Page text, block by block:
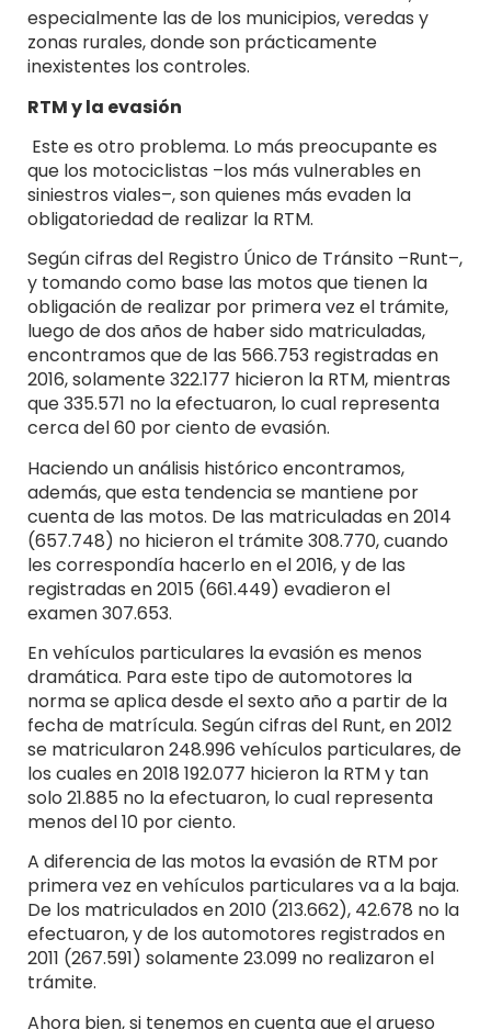
especialmente las de los municipios, veredas y
zonas rurales, donde son prácticamente
inexistentes los controles.
RTM y la evasión
​ Este es otro problema. Lo más preocupante es
que los motociclistas –los más vulnerables en
siniestros viales–, son quienes más evaden la
obligatoriedad de realizar la RTM.
Según cifras del Registro Único de Tránsito –Runt–,
y tomando como base las motos que tienen la
obligación de realizar por primera vez el trámite,
luego de dos años de haber sido matriculadas,
encontramos que de las 566.753 registradas en
2016, solamente 322.177 hicieron la RTM, mientras
que 335.571 no la efectuaron, lo cual representa
cerca del 60 por ciento de evasión.
Haciendo un análisis histórico encontramos,
además, que esta tendencia se mantiene por
cuenta de las motos. De las matriculadas en 2014
(657.748) no hicieron el trámite 308.770, cuando
les correspondía hacerlo en el 2016, y de las
registradas en 2015 (661.449) evadieron el
examen 307.653.
En vehículos particulares la evasión es menos
dramática. Para este tipo de automotores la
norma se aplica desde el sexto año a partir de la
fecha de matrícula. Según cifras del Runt, en 2012
se matricularon 248.996 vehículos particulares, de
los cuales en 2018 192.077 hicieron la RTM y tan
solo 21.885 no la efectuaron, lo cual representa
menos del 10 por ciento.
A diferencia de las motos la evasión de RTM por
primera vez en vehículos particulares va a la baja.
De los matriculados en 2010 (213.662), 42.678 no la
efectuaron, y de los automotores registrados en
2011 (267.591) solamente 23.099 no realizaron el
trámite.
Ahora bien, si tenemos en cuenta que el grueso